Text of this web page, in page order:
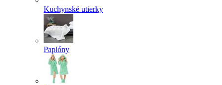
Kuchynské utierky
Paplóny